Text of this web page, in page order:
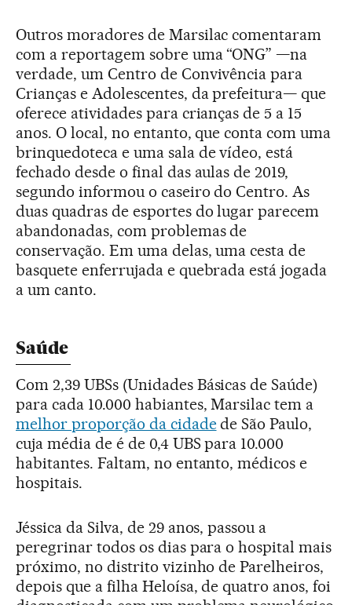
Outros moradores de Marsilac comentaram
com a reportagem sobre uma “ONG” —na
verdade, um Centro de Convivência para
Crianças e Adolescentes, da prefeitura— que
oferece atividades para crianças de 5 a 15
anos. O local, no entanto, que conta com uma
brinquedoteca e uma sala de vídeo, está
fechado desde o final das aulas de 2019,
segundo informou o caseiro do Centro. As
duas quadras de esportes do lugar parecem
abandonadas, com problemas de
conservação. Em uma delas, uma cesta de
basquete enferrujada e quebrada está jogada
a um canto.
Saúde
Com 2,39 UBSs (Unidades Básicas de Saúde)
para cada 10.000 habiantes, Marsilac tem a
melhor proporção da cidadede São Paulo,
cuja média de é de 0,4 UBS para 10.000
habitantes. Faltam, no entanto, médicos e
hospitais.
Jéssica da Silva, de 29 anos, passou a
peregrinar todos os dias para o hospital mais
próximo, no distrito vizinho de Parelheiros,
depois que a filha Heloísa, de quatro anos, foi